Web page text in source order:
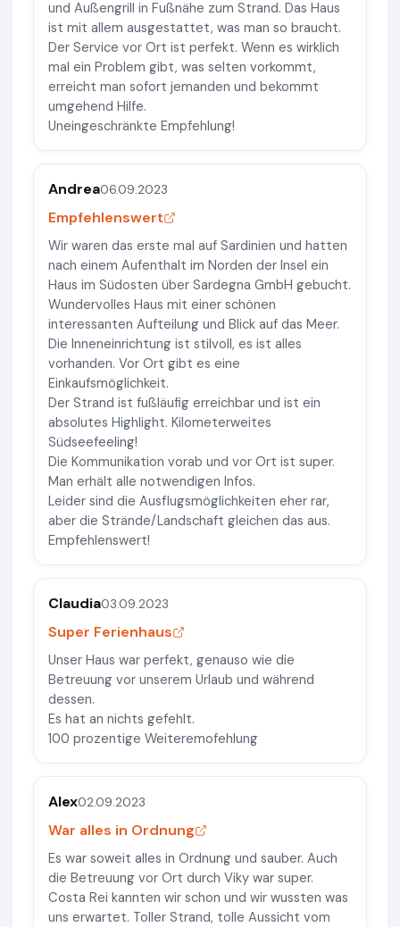
und Außengrill in Fußnähe zum Strand. Das Haus
ist mit allem ausgestattet, was man so braucht.
Der Service vor Ort ist perfekt. Wenn es wirklich
mal ein Problem gibt, was selten vorkommt,
erreicht man sofort jemanden und bekommt
umgehend Hilfe.
Uneingeschränkte Empfehlung!
Andrea06.09.2023
Empfehlenswert
Wir waren das erste mal auf Sardinien und hatten
nach einem Aufenthalt im Norden der Insel ein
Haus im Südosten über Sardegna GmbH gebucht.
Wundervolles Haus mit einer schönen
interessanten Aufteilung und Blick auf das Meer.
Die Inneneinrichtung ist stilvoll, es ist alles
vorhanden. Vor Ort gibt es eine
Einkaufsmöglichkeit.
Der Strand ist fußläufig erreichbar und ist ein
absolutes Highlight. Kilometerweites
Südseefeeling!
Die Kommunikation vorab und vor Ort ist super.
Man erhält alle notwendigen Infos.
Leider sind die Ausflugsmöglichkeiten eher rar,
aber die Strände/Landschaft gleichen das aus.
Empfehlenswert!
Claudia03.09.2023
Super Ferienhaus
Unser Haus war perfekt, genauso wie die
Betreuung vor unserem Urlaub und während
dessen.
Es hat an nichts gefehlt.
100 prozentige Weiteremofehlung
Alex02.09.2023
War alles in Ordnung
Es war soweit alles in Ordnung und sauber. Auch
die Betreuung vor Ort durch Viky war super.
Costa Rei kannten wir schon und wir wussten was
uns erwartet. Toller Strand, tolle Aussicht vom